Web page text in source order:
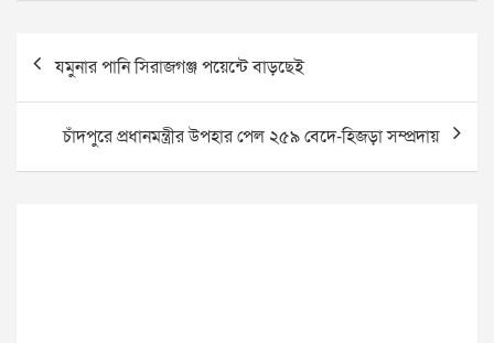
Post
navigation
যমুনার পানি সিরাজগঞ্জ পয়েন্টে বাড়ছেই
চাঁদপুরে প্রধানমন্ত্রীর উপহার পেল ২৫৯ বেদে-হিজড়া সম্প্রদায়